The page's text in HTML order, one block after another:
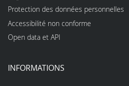
Protection des données personnelles
Accessibilité non conforme
Open data et API
INFORMATIONS